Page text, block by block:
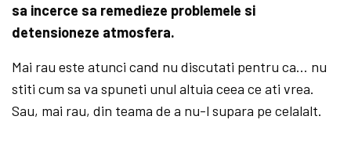
sa incerce sa remedieze problemele si
detensioneze atmosfera.
Mai rau este atunci cand nu discutati pentru ca… nu
stiti cum sa va spuneti unul altuia ceea ce ati vrea.
Sau, mai rau, din teama de a nu-l supara pe celalalt.